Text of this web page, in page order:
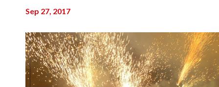
Sep 27, 2017